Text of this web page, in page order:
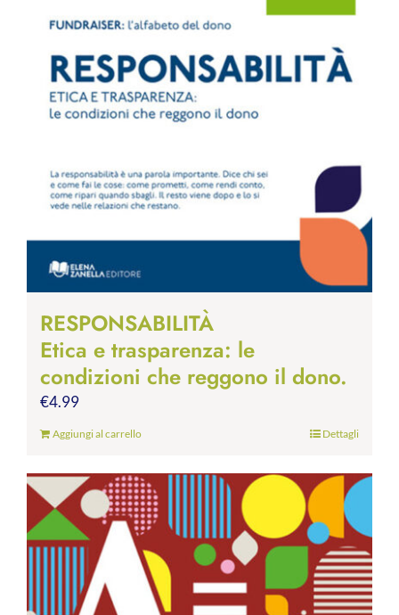
RESPONSABILITÀ
Etica e trasparenza: le
condizioni che reggono il dono.
€4.99
Aggiungi al carrello Dettagli